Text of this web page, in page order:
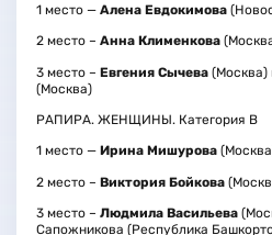
1 место — Алена Евдокимова
2 место – Анна Клименкова
3 место – Евгения Сычева(Москва)
(Москва)
РАПИРА. ЖЕНЩИНЫ. Категория В
1 место — Ирина Мишурова
2 место – Виктория Бойкова
3 место – Людмила Васильева
Сапожникова (Республика